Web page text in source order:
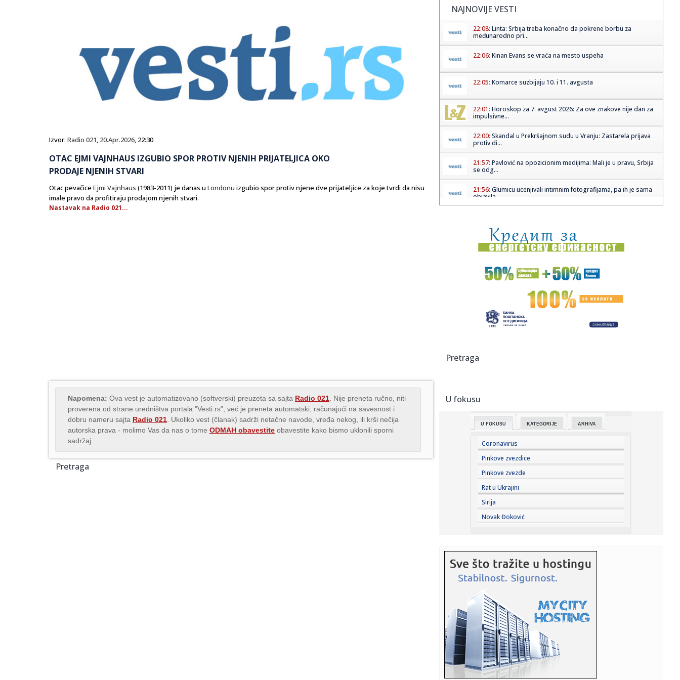
Izvor: Radio 021, 20.Apr.2026, 22:30
OTAC EJMI VAJNHAUS IZGUBIO SPOR PROTIV NJENIH PRIJATELJICA OKO
PRODAJE NJENIH STVARI
Otac pevačice Ejmi Vajnhaus (1983-2011) je danas u Londonu izgubio spor protiv njene dve prijateljice za koje tvrdi da nisu
imale pravo da profitiraju prodajom njenih stvari.
Nastavak na Radio 021...
Napomena: Ova vest je automatizovano (softverski) preuzeta sa sajta Radio 021 . Nije preneta ručno, niti
proverena od strane uredništva portala "Vesti.rs", već je preneta automatski, računajući na savesnost i
dobru nameru sajta Radio 021 . Ukoliko vest (članak) sadrži netačne navode, vređa nekog, ili krši nečija
autorska prava - molimo Vas da nas o tome ODMAH obavestite obavestite kako bismo uklonili sporni
sadržaj.
Pretraga
NAJNOVIJE VESTI
22:08: Linta: Srbija treba konačno da pokrene borbu za
međunarodno pri...
22:06: Kinan Evans se vraća na mesto uspeha
22:05: Komarce suzbijaju 10. i 11. avgusta
22:01: Horoskop za 7. avgust 2026: Za ove znakove nije dan za
impulsivne...
22:00: Skandal u Prekršajnom sudu u Vranju: Zastarela prijava
protiv di...
21:57: Pavlović na opozicionim medijima: Mali je u pravu, Srbija
se odg...
21:56: Glumicu ucenjivali intimnim fotografijama, pa ih je sama
objavila...
21:52:"Delije" zovu na Marakanu: "Prepoznajemo momenat"
21:49:Bez struje u petak u Zagužanu
Kineski Luxeed RX izgleda kao kombinacija Ferrari
21:43:Madona i Kajli Minog objavljuju prvu zajedničku pesmu
21:41:
21:40:
Beograd spreman za rat bez rukavica – stižu svetski
21:40:Rijana snima novi album: ASAP Roki otkrio detalje
21:40:Skinula se devojka Bake Praseta: Pokazala savršeno telo
(FOTO)
21:39:HAOS U SALCBURGU: Sudija povukao igrače sa terena,
domaćin se h...
21:32: Tramp brani Hegseta
21:31:
21:25:VIDEO: Test Jeep Compass
21:21:Vučić otkrio o čemu će razgovarati sa Zelenskim: Evropski
put...
21:20:Salah: "Prvi put u životu da sam doživeo ovako nešto"
Pretraga
U fokusu
U FOKUSU KATEGORIJE ARHIVA
Coronavirus
Pinkove zvezdice
Pinkove zvezde
Rat u Ukrajini
Sirija
Novak Đoković